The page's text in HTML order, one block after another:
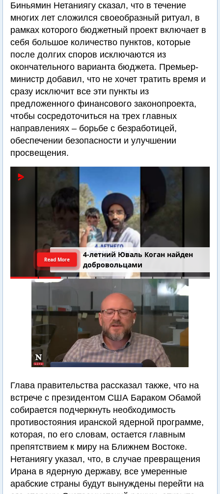
Биньямин Нетаниягу сказал, что в течение
многих лет сложился своеобразный ритуал, в
рамках которого бюджетный проект включает в
себя большое количество пунктов, которые
после долгих споров исключаются из
окончательного варианта бюджета. Премьер-
министр добавил, что не хочет тратить время и
сразу исключит все эти пункты из
предложенного финансового законопроекта,
чтобы сосредоточиться на трех главных
направлениях – борьбе с безработицей,
обеспечении безопасности и улучшении
просвещения.
4-летний Юваль Коган найден
добровольцами
Read More
Глава правительства рассказал также, что на
встрече с президентом США Бараком Обамой
собирается подчеркнуть необходимость
противостояния иранской ядерной программе,
которая, по его словам, остается главным
препятствием к миру на Ближнем Востоке.
Нетаниягу указал, что, в случае превращения
Ирана в ядерную державу, все умеренные
арабские страны будут вынуждены перейти на